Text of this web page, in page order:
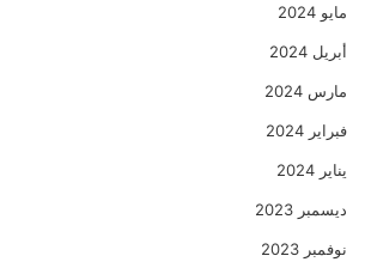
مايو 2024
أبريل 2024
مارس 2024
فبراير 2024
يناير 2024
ديسمبر 2023
نوفمبر 2023